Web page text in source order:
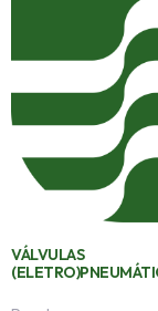
VÁLVULAS